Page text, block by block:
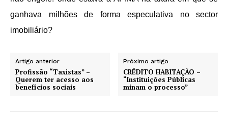
ganhava milhões de forma especulativa no sector
imobiliário?
Artigo anterior
Profissão “Taxistas” –
Querem ter acesso aos
benefícios sociais
Próximo artigo
CRÉDITO HABITAÇÃO –
“Instituições Públicas
minam o processo”